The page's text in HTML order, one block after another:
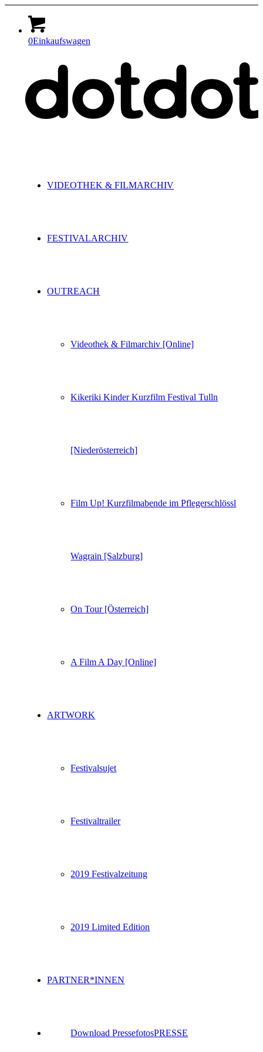
0Einkaufswagen
VIDEOTHEK & FILMARCHIV
FESTIVALARCHIV
OUTREACH
Videothek & Filmarchiv [Online]
Kikeriki Kinder Kurzfilm Festival Tulln
[Niederösterreich]
Film Up! Kurzfilmabende im Pflegerschlössl
Wagrain [Salzburg]
On Tour [Österreich]
A Film A Day [Online]
ARTWORK
Festivalsujet
Festivaltrailer
2019 Festivalzeitung
2019 Limited Edition
PARTNER*INNEN
PRESSE
Download Pressefotos